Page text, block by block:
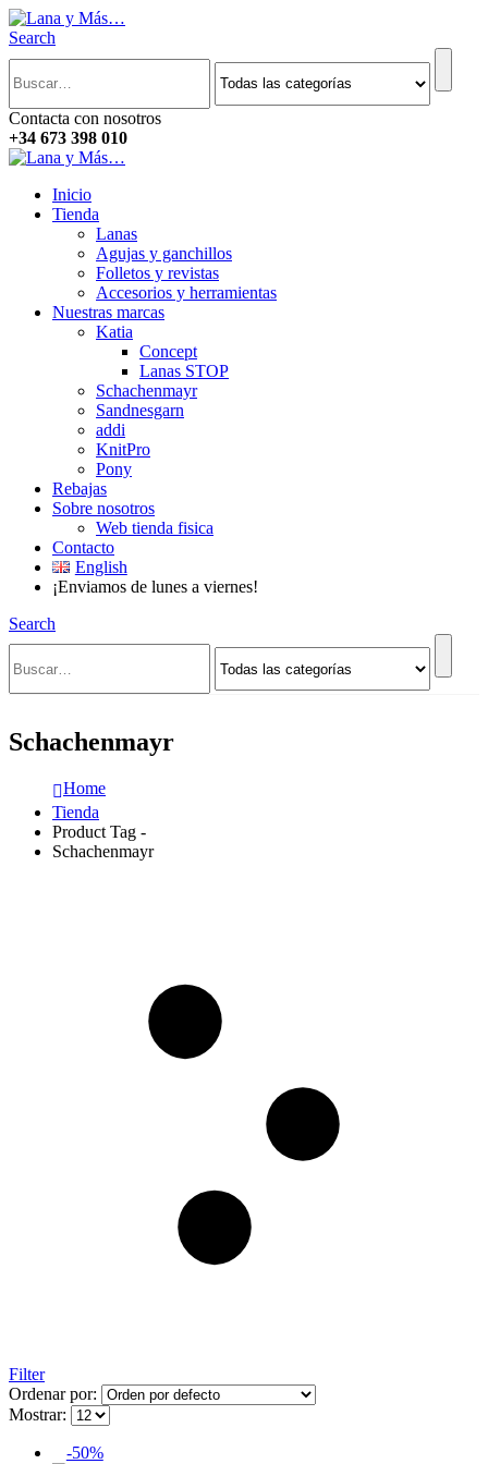
Search
Contacta con nosotros
+34 673 398 010
Inicio
Tienda
Lanas
Agujas y ganchillos
Folletos y revistas
Accesorios y herramientas
Nuestras marcas
Katia
Concept
Lanas STOP
Schachenmayr
Sandnesgarn
addi
KnitPro
Pony
Rebajas
Sobre nosotros
Web tienda fisica
Contacto
English
¡Enviamos de lunes a viernes!
Search
Schachenmayr
Home
Tienda
Product Tag -
Schachenmayr
Filter
Ordenar por:
Mostrar:
-50%